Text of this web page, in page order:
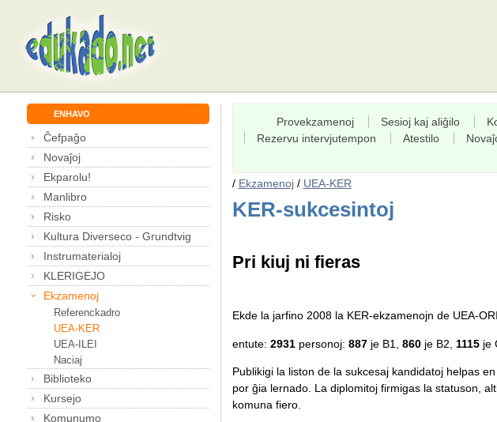
ENHAVO
Ĉefpaĝo
Novaĵoj
Ekparolu!
Manlibro
Risko
Kultura Diverseco - Grundtvig
Instrumaterialoj
KLERIGEJO
Ekzamenoj
Referenckadro
UEA-KER
UEA-ILEI
Naciaj
Biblioteko
Kursejo
Komunumo
Provekzamenoj Sesioj kaj aliĝilo
Rezervu intervjutempon
Atestilo
/ Ekzamenoj/ UEA-KER
KER-sukcesintoj
Pri kiuj ni fieras
Ekde la jarfino 2008 la KER-ekzamenojn de UEA-
entute: 2931personoj: 887je B1, 860je B2, 1115je
Publikigi la liston de la sukcesaj kandidatoj helpas
por ĝia lernado. La diplomitoj firmigas la statuson,
komuna fiero.